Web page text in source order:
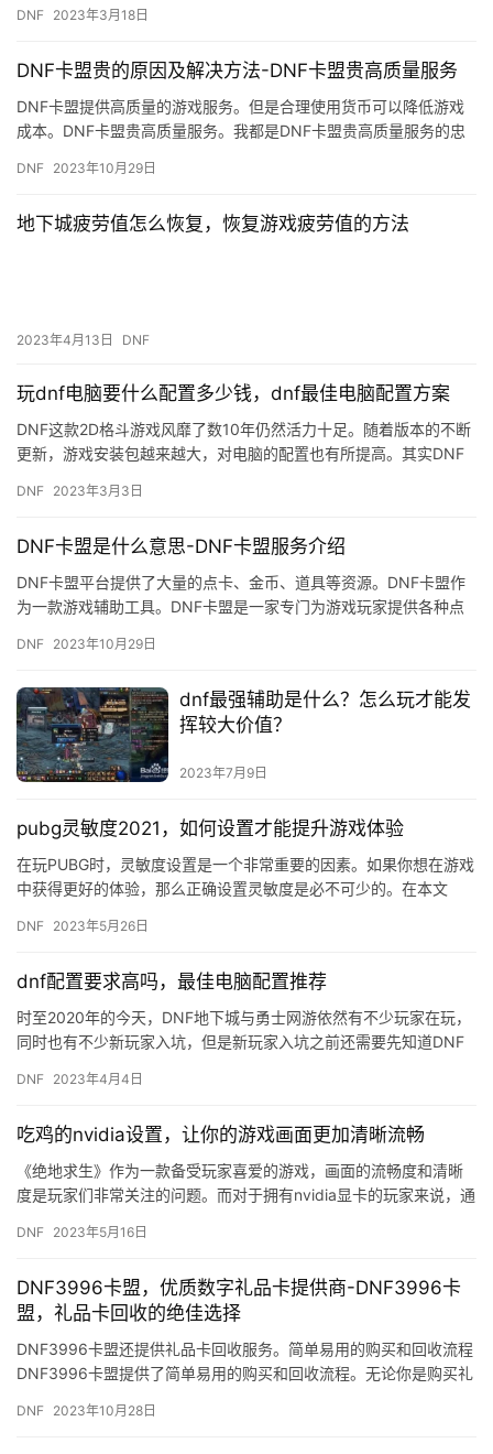
DNF 2023年3月18日
DNF卡盟贵的原因及解决方法-DNF卡盟贵高质量服务
DNF卡盟提供高质量的游戏服务。但是合理使用货币可以降低游戏
成本。DNF卡盟贵高质量服务。我都是DNF卡盟贵高质量服务的忠
DNF 2023年10月29日
地下城疲劳值怎么恢复，恢复游戏疲劳值的方法
2023年4月13日 DNF
玩dnf电脑要什么配置多少钱，dnf最佳电脑配置方案
DNF这款2D格斗游戏风靡了数10年仍然活力十足。随着版本的不断
更新，游戏安装包越来越大，对电脑的配置也有所提高。其实DNF
DNF 2023年3月3日
DNF卡盟是什么意思-DNF卡盟服务介绍
DNF卡盟平台提供了大量的点卡、金币、道具等资源。DNF卡盟作
为一款游戏辅助工具。DNF卡盟是一家专门为游戏玩家提供各种点
DNF 2023年10月29日
dnf最强辅助是什么？怎么玩才能发
挥较大价值？
2023年7月9日
pubg灵敏度2021，如何设置才能提升游戏体验
在玩PUBG时，灵敏度设置是一个非常重要的因素。如果你想在游戏
中获得更好的体验，那么正确设置灵敏度是必不可少的。在本文
DNF 2023年5月26日
dnf配置要求高吗，最佳电脑配置推荐
时至2020年的今天，DNF地下城与勇士网游依然有不少玩家在玩，
同时也有不少新玩家入坑，但是新玩家入坑之前还需要先知道DNF
DNF 2023年4月4日
吃鸡的nvidia设置，让你的游戏画面更加清晰流畅
《绝地求生》作为一款备受玩家喜爱的游戏，画面的流畅度和清晰
度是玩家们非常关注的问题。而对于拥有nvidia显卡的玩家来说，通
DNF 2023年5月16日
DNF3996卡盟，优质数字礼品卡提供商-DNF3996卡
盟，礼品卡回收的绝佳选择
DNF3996卡盟还提供礼品卡回收服务。简单易用的购买和回收流程
DNF3996卡盟提供了简单易用的购买和回收流程。无论你是购买礼
DNF 2023年10月28日